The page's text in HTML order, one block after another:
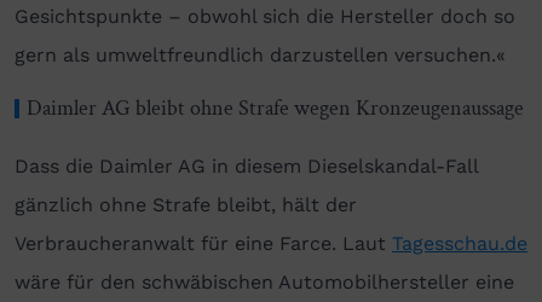
Gesichtspunkte – obwohl sich die Hersteller doch so
gern als umweltfreundlich darzustellen versuchen.«
Daimler AG bleibt ohne Strafe wegen Kronzeugenaussage
Dass die Daimler AG in diesem Dieselskandal-Fall
gänzlich ohne Strafe bleibt, hält der
Verbraucheranwalt für eine Farce. Laut Tagesschau.de
wäre für den schwäbischen Automobilhersteller eine